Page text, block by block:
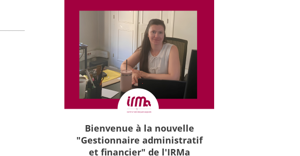
Bienvenue à la nouvelle
"Gestionnaire administratif
et financier" de l'IRMa